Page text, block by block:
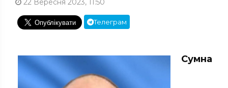
22 Вересня 2023, 11:50
Телеграм
Сумна